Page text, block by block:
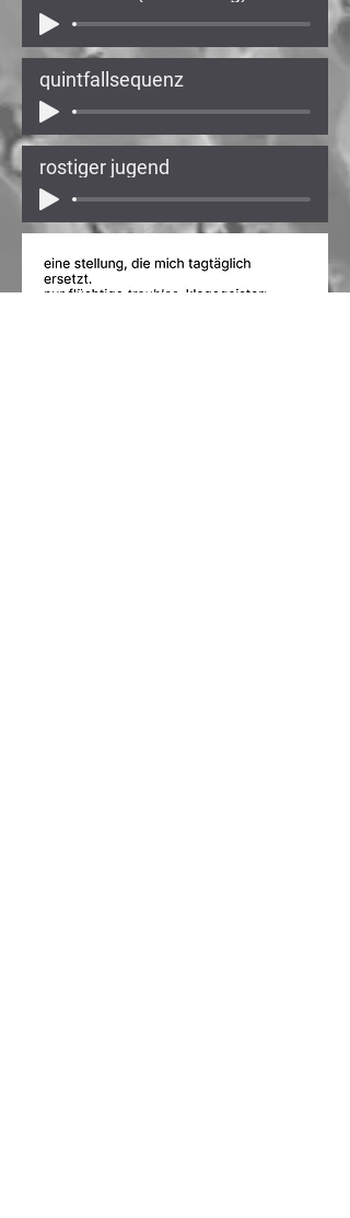
quintfallsequenz
rostiger jugend